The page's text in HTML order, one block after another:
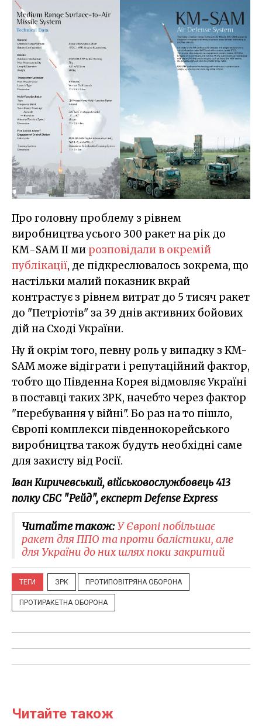
Про головну проблему з рівнем
виробництва усього 300 ракет на рік до
КМ-SAM II ми розповідали в окремій
публікації, де підкреслювалось зокрема, що
настільки малий показник вкрай
контрастує з рівнем витрат до 5 тисяч ракет
до "Петріотів" за 39 днів активних бойових
дій на Сході України.
Ну й окрім того, певну роль у випадку з KM-
SAM може відіграти і репутаційний фактор,
тобто що Південна Корея відмовляє Україні
в поставці таких ЗРК, начебто через фактор
"перебування у війні". Бо раз на то пішло,
Європі комплекси південнокорейського
виробництва також будуть необхідні саме
для захисту від Росії.
Іван Киричевський, військовослужбовець 413
полку СБС "Рейд", експерт Defense Express
Читайте також:У Європі побільшає
ракет для ППО та проти балістики, але
для України до них шлях поки закритий
ТЕГИ ЗРК ПРОТИПОВІТРЯНА ОБОРОНА
ПРОТИРАКЕТНА ОБОРОНА
Читайте також